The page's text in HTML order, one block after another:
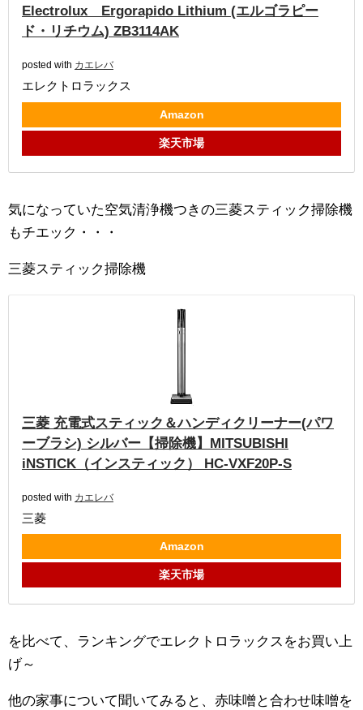
Electrolux Ergorapido Lithium (エルゴラピー
ド・リチウム) ZB3114AK
posted with カエレバ
エレクトロラックス
Amazon
楽天市場
気になっていた空気清浄機つきの三菱スティック掃除機
もチエック・・・
三菱スティック掃除機
三菱 充電式スティック＆ハンディクリーナー(パワ
ーブラシ) シルバー【掃除機】MITSUBISHI
iNSTICK（インスティック） HC-VXF20P-S
posted with カエレバ
三菱
Amazon
楽天市場
を比べて、ランキングでエレクトロラックスをお買い上
げ～
他の家事について聞いてみると、赤味噌と合わせ味噌を